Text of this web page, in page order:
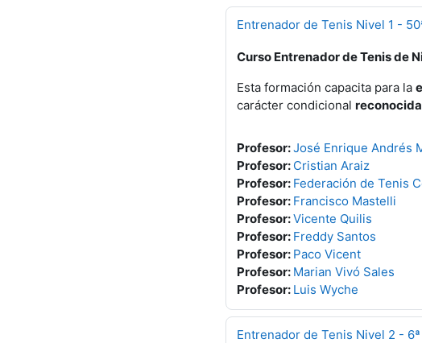
Entrenador de Tenis Nivel 1 -
Curso Entrenador de Tenis de
Esta formación capacita para la
carácter condicional
Profesor:José Enrique Andrés
Profesor: Cristian Araiz
Profesor: Federación de Tenis
Profesor: Francisco Mastelli
Profesor:Vicente Quilis
Profesor: Freddy Santos
Profesor: Paco Vicent
Profesor: Marian Vivó Sales
Profesor: Luis Wyche
Entrenador de Tenis Nivel 2 -